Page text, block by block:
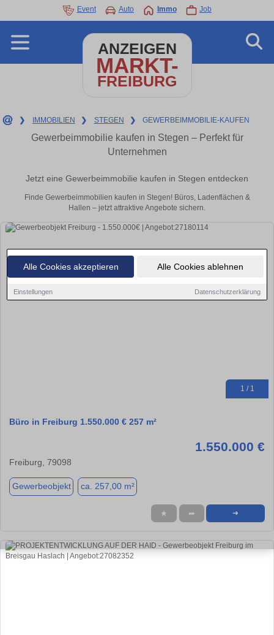
Alle Cookies akzeptieren Alle Cookies ablehnen
Einstellungen Datenschutzerklärung
Event Auto Immo Job
ANZEIGEN
MARKT-
FREIBURG
❯ IMMOBILIEN ❯ STEGEN ❯ GEWERBEIMMOBILIE-KAUFEN
Gewerbeimmobilie kaufen in Stegen – Perfekt für
Unternehmen
Jetzt eine Gewerbeimmobilie kaufen in Stegen entdecken
Finde Gewerbeimmobilien kaufen in Stegen! Büros, Ladenflächen &
Hallen – jetzt attraktive Angebote sichern.
1 / 1
Büro in Freiburg 1.550.000 € 257 m²
1.550.000 €
Freiburg, 79098
Gewerbeobjekt ca. 257,00 m²
★ ➦ ➜